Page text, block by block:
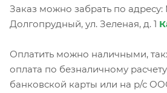
Заказ можно забрать по адресу:
Долгопрудный, ул. Зеленая, д. 1
Оплатить можно наличными,
оплата по безналичному
банковской карты или на р/с